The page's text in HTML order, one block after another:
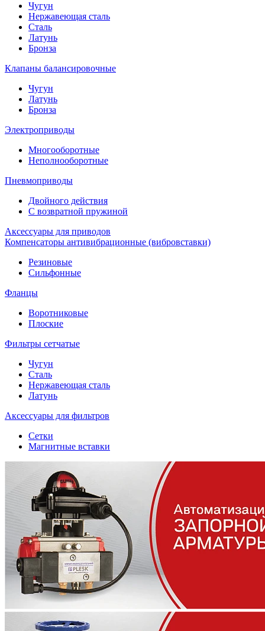
Чугун
Нержавеющая сталь
Сталь
Латунь
Бронза
Клапаны балансировочные
Чугун
Латунь
Бронза
Электроприводы
Многооборотные
Неполнооборотные
Пневмоприводы
Двойного действия
С возвратной пружиной
Аксессуары для приводов
Компенсаторы антивибрационные (вибровставки)
Резиновые
Сильфонные
Фланцы
Воротниковые
Плоские
Фильтры сетчатые
Чугун
Сталь
Нержавеющая сталь
Латунь
Аксессуары для фильтров
Сетки
Магнитные вставки